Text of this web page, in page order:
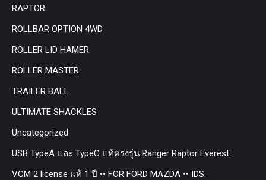
RAPTOR
ROLLBAR OPTION 4WD
ROLLER LID HAMER
ROLLER MASTER
TRAILER BALL
ULTIMATE SHACKLES
Uncategorized
USB TypeA และ TypeC แท้ตรงรุ่น Ranger Raptor Everest
VCM 2 license แท้ 1 ปี •• FOR FORD MAZDA •• IDS.